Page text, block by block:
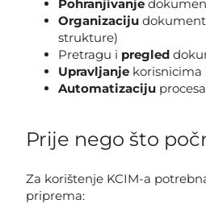
Pohranjivanje
Organizaciju
strukture)
Pretragu i pregled
Upravljanje
Automatizaciju
Prije nego što
Za korištenje KCIM-a
priprema: